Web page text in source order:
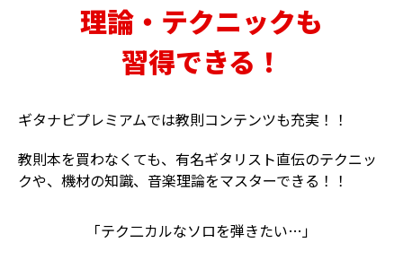
理論・テクニックも
習得できる！
ギタナビプレミアムでは教則コンテンツも充実！！
教則本を買わなくても、有名ギタリスト直伝のテクニッ
クや、機材の知識、音楽理論をマスターできる！！
「テク二カルなソロを弾きたい…」